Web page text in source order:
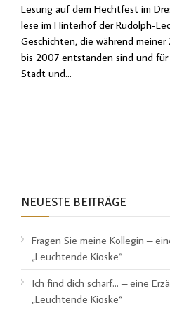
Lesung auf dem Hechtfest im
lese im Hinterhof der Rudolph-
Geschichten, die während
bis 2007 entstanden sind und
Stadt und...
NEUESTE BEITRÄGE
Fragen Sie meine Kollegin –
„Leuchtende Kioske“
Ich find dich scharf… – eine
„Leuchtende Kioske“